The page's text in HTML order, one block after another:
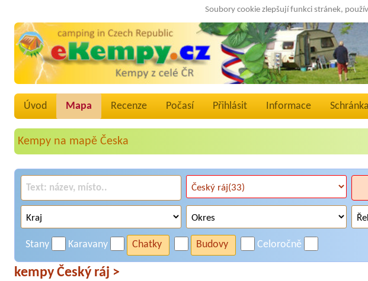
Soubory cookie zlepšují funkci stránek,
Úvod Mapa Recenze Počasí Přihlásit Informace
Kempy na mapě Česka
Stany Karavany Chatky Budovy Celoročně
kempy Český ráj >